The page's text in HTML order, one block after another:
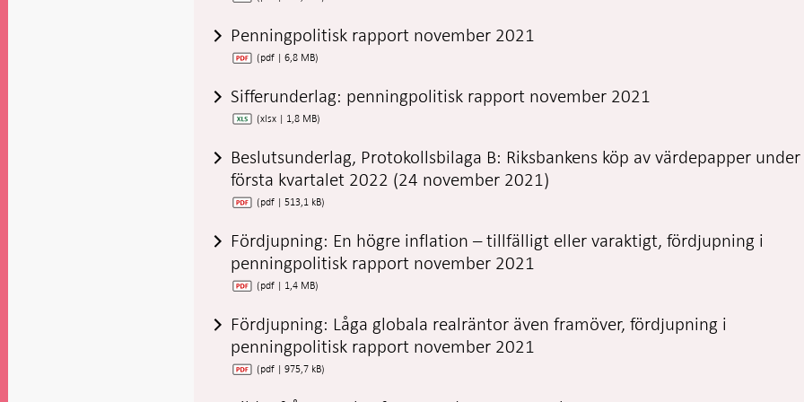
Penningpolitisk rapport november 2021
(pdf | 6,8 MB)
Sifferunderlag: penningpolitisk rapport november 2021
(xlsx | 1,8 MB)
Beslutsunderlag, Protokollsbilaga B: Riksbankens köp av värdepapper
första kvartalet 2022 (24 november 2021)
(pdf | 513,1 kB)
Fördjupning: En högre inflation – tillfälligt eller varaktigt, fördjupning i
penningpolitisk rapport november 2021
(pdf | 1,4 MB)
Fördjupning: Låga globala realräntor även framöver, fördjupning i
penningpolitisk rapport november 2021
(pdf | 975,7 kB)